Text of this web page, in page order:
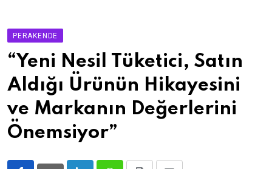
Ürün ve Hizmet
Enerji
Haber
Gündem
Atamalar
PERAKENDE
“Yeni Nesil Tüketici, Satın
Aldığı Ürünün Hikayesini
ve Markanın Değerlerini
Önemsiyor”